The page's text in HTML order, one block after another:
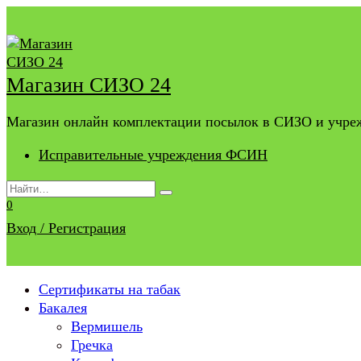
к
содержанию
Магазин СИЗО 24
Магазин онлайн комплектации посылок в СИЗО и
Исправительные учреждения ФСИН
Search
for:
0
Вход / Регистрация
Сертификаты на табак
Бакалея
Вермишель
Гречка